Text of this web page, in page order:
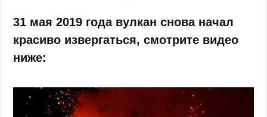
31 мая 2019 года вулкан снова начал
красиво извергаться, смотрите видео
ниже: